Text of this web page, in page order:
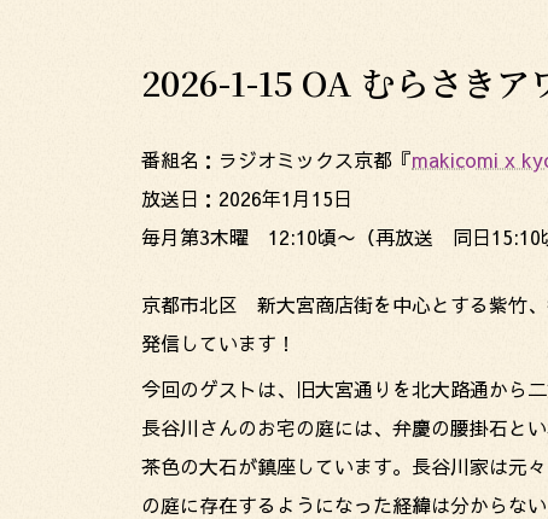
2026-1-15 OA むらさき
番組名：ラジオミックス京都『makicomi x
放送日：2026年1月15日
毎月第3木曜 12:10頃〜（再放送 同日15:10
京都市北区 新大宮商店街を中心とする紫竹
発信しています！
今回のゲストは、旧大宮通りを北大路通から
長谷川さんのお宅の庭には、弁慶の腰掛石と
茶色の大石が鎮座しています。長谷川家は元
の庭に存在するようになった経緯は分からな